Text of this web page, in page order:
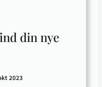
din nye
2023